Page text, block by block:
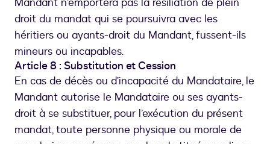
droit du mandat qui se poursuivra avec les
héritiers ou ayants-droit du Mandant, fussent-ils
mineurs ou incapables.
Article 8 : Substitution et Cession
En cas de décès ou d’incapacité du Mandataire, le
Mandant autorise le Mandataire ou ses ayants-
droit à se substituer, pour l’exécution du présent
mandat, toute personne physique ou morale de